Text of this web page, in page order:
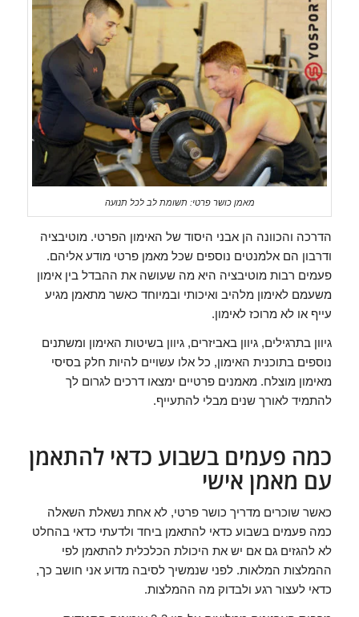
מאמן כושר פרטי: תשומת לב לכל תנועה
הדרכה והכוונה הן אבני היסוד של האימון הפרטי. מוטיבציה
ודרבון הם אלמנטים נוספים שכל מאמן פרטי מודע אליהם.
פעמים רבות מוטיבציה היא מה שעושה את ההבדל בין אימון
משעמם לאימון מלהיב ואיכותי ובמיוחד כאשר מתאמן מגיע
עייף או לא מרוכז לאימון.
גיוון בתרגילים, גיוון באביזרים, גיוון בשיטות האימון ומשתנים
נוספים בתוכנית האימון, כל אלו עשויים להיות חלק בסיסי
מאימון מוצלח. מאמנים פרטיים ימצאו דרכים לגרום לך
להתמיד לאורך שנים מבלי להתעייף.
כמה פעמים בשבוע כדאי להתאמן
עם מאמן אישי
כאשר שוכרים מדריך כושר פרטי, לא אחת נשאלת השאלה
כמה פעמים בשבוע כדאי להתאמן ביחד ולדעתי כדאי בהחלט
לא להגזים גם אם יש את היכולת הכלכלית להתאמן לפי
ההמלצות המלאות. לפני שנמשיך לסיבה מדוע אני חושב כך,
כדאי לעצור רגע ולבדוק מה ההמלצות.